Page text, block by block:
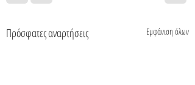
Πρόσφατες αναρτήσεις Εμφάνιση όλων